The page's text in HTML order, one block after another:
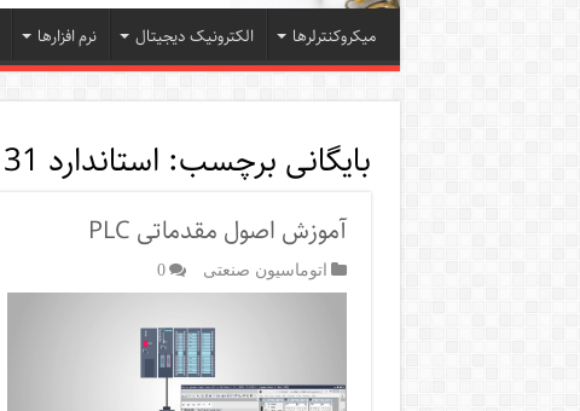
میکروکنترلرها الکترونیک دیجیتال نرم افزارها
بایگانی برچسب: استاندارد IEC 61131
آموزش اصول مقدماتی PLC
اتوماسیون صنعتی 0